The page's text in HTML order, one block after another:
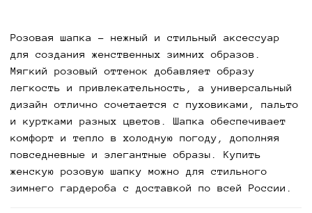
Розовая шапка
- нежный и стильный аксессуар
для создания женственных зимних образов.
Мягкий розовый оттенок добавляет образу
легкость и привлекательность, а универсальный
дизайн отлично сочетается с пуховиками, пальто
и куртками разных цветов. Шапка обеспечивает
комфорт и тепло в холодную погоду, дополняя
повседневные и элегантные образы. Купить
женскую розовую шапку можно для стильного
зимнего гардероба с доставкой по всей России.